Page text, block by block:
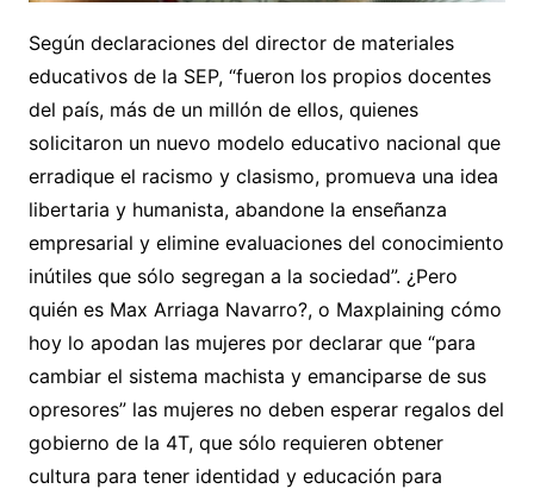
Según declaraciones del director de materiales
educativos de la SEP, “fueron los propios docentes
del país, más de un millón de ellos, quienes
solicitaron un nuevo modelo educativo nacional que
erradique el racismo y clasismo, promueva una idea
libertaria y humanista, abandone la enseñanza
empresarial y elimine evaluaciones del conocimiento
inútiles que sólo segregan a la sociedad”. ¿Pero
quién es Max Arriaga Navarro?, o Maxplaining cómo
hoy lo apodan las mujeres por declarar que “para
cambiar el sistema machista y emanciparse de sus
opresores” las mujeres no deben esperar regalos del
gobierno de la 4T, que sólo requieren obtener
cultura para tener identidad y educación para